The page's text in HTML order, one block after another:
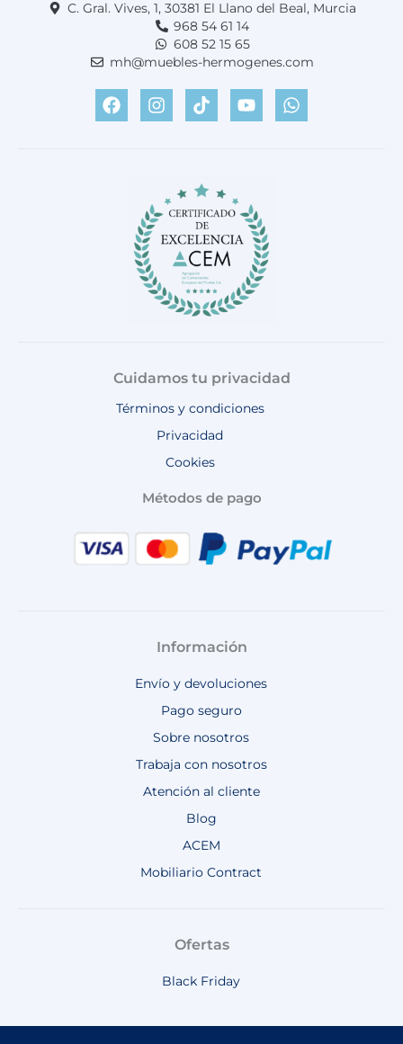
C. Gral. Vives, 1, 30381 El Llano del Beal, Murcia
968 54 61 14
608 52 15 65
mh@muebles-hermogenes.com
F
a
c
I
n
s
a
m
T
i
k
Y
o
u
W
h
a
Cuidamos tu privacidad
Términos y condiciones
Privacidad
Cookies
Métodos de pago
Información
Envío y devoluciones
Pago seguro
Sobre nosotros
Trabaja con nosotros
Atención al cliente
Blog
ACEM
Mobiliario Contract
Ofertas
Black Friday